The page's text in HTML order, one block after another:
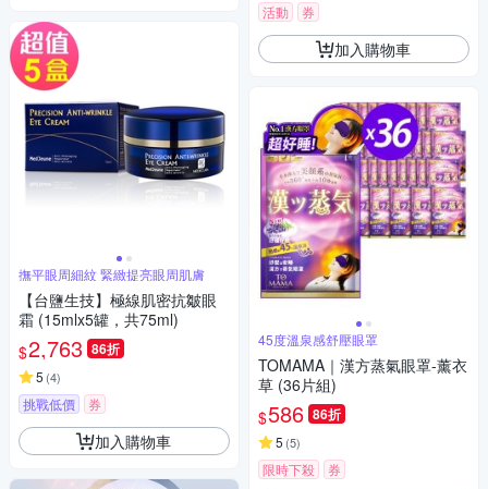
撫平眼周細紋 緊緻提亮眼周肌膚
【台鹽生技】極線肌密抗皺眼
霜 (15mlx5罐，共75ml)
$2,763 86折
5 (4)
挑戰低價 券
加入購物車
活動 券
加入購物車
45度溫泉感舒壓眼罩
TOMAMA｜漢方蒸氣眼罩-薰衣
草 (36片組)
$586 86折
5 (5)
限時下殺 券